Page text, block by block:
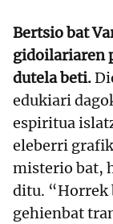
Bertsio bat
gidoilariaren
dutela beti.
edukiari
espiritua
eleberri
misterio bat,
ditu. “Horrek
gehienbat